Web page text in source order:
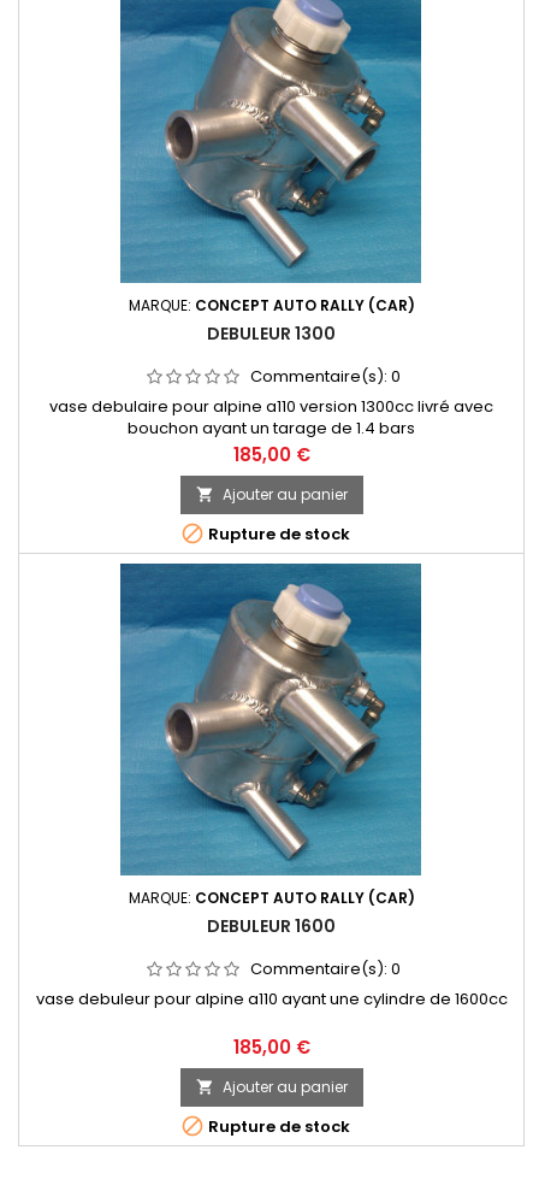
MARQUE: CONCEPT AUTO RALLY (CAR)
DEBULEUR 1300
Commentaire(s): 0
vase debulaire pour alpine a110 version 1300cc livré avec
bouchon ayant un tarage de 1.4 bars
Prix
185,00 €
 Ajouter au panier
 Rupture de stock
MARQUE: CONCEPT AUTO RALLY (CAR)
DEBULEUR 1600
Commentaire(s): 0
vase debuleur pour alpine a110 ayant une cylindre de 1600cc
Prix
185,00 €
 Ajouter au panier
 Rupture de stock